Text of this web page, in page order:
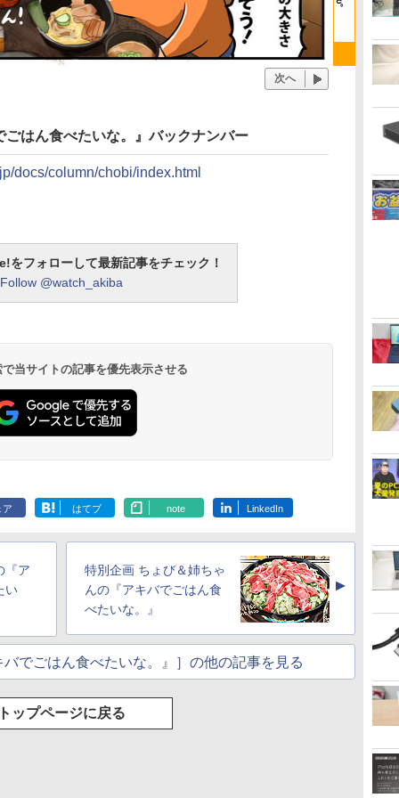
次へ
はん食べたいな。』バックナンバー
docs/column/chobi/index.html
フォローして最新記事をチェック！
Follow @watch_akiba
当サイトの記事を優先表示させる
ア はてブ note LinkedIn
『ア
い
特別企画 ちょび＆姉ちゃ
んの『アキバでごはん食
べたいな。』
▲
でごはん食べたいな。』］の他の記事を見る
ップページに戻る